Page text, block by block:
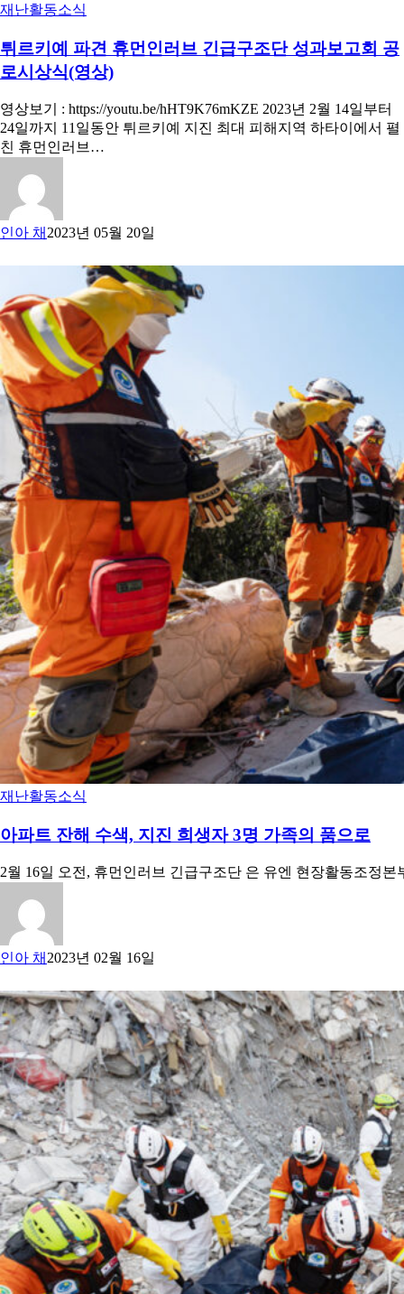
재난활동소식
튀르키예 파견 휴먼인러브 긴급구조단 성과보고회 공
로시상식(영상)
영상보기 : https://youtu.be/hHT9K76mKZE 2023년 2월 14일부터
24일까지 11일동안 튀르키예 지진 최대 피해지역 하타이에서 펼
친 휴먼인러브…
인아 채 2023년 05월 20일
재난활동소식
아파트 잔해 수색, 지진 희생자 3명 가족의 품으로
2월 16일 오전, 휴먼인러브 긴급구조단 은 유엔 현장활동조정
인아 채 2023년 02월 16일